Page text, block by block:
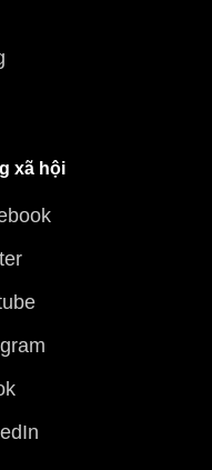
xã hội